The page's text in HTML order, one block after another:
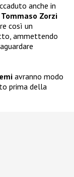
anche in
Tommaso Zorzi
così un
ammettendo
avranno modo
prima della